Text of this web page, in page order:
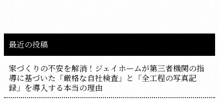
最近の投稿
家づくりの不安を解消！ジェイホームが第三者機関の指
導に基づいた「厳格な自社検査」と「全工程の写真記
録」を導入する本当の理由